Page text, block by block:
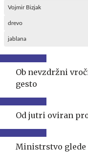
Vojmir Bizjak
drevo
jablana
Ob nevzdržni
gesto
Od jutri oviran
Ministrstvo glede